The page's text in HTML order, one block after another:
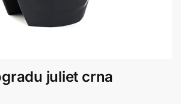
juliet crna